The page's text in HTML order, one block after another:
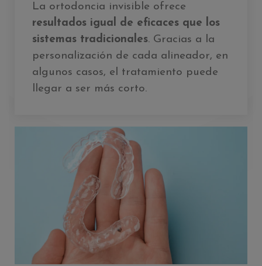
La ortodoncia invisible ofrece
resultados igual de eficaces que los
sistemas tradicionales. Gracias a la
personalización de cada alineador, en
algunos casos, el tratamiento puede
llegar a ser más corto.